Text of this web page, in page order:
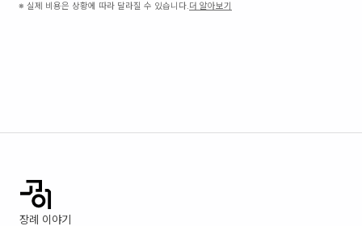
※ 실제 비용은 상황에 따라 달라질 수 있습니다.더 알아보기
장례 이야기